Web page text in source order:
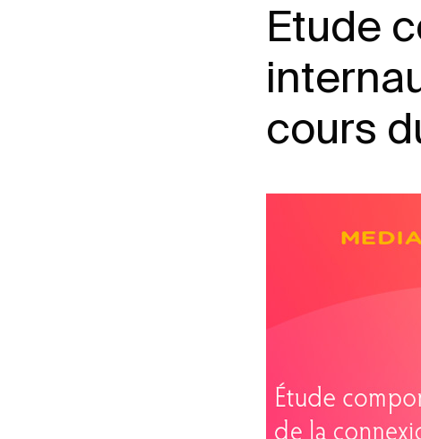
Etude
cours